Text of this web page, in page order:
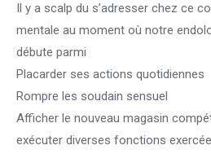
Il y a scalp du s’adresser chez ce
mentale au moment où notre
débute parmi
Placarder ses actions quotidiennes
Rompre les soudain sensuel
Afficher le nouveau magasin
exécuter diverses fonctions